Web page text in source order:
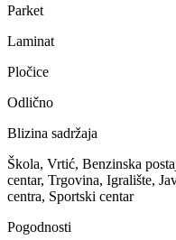
Parket
Laminat
Pločice
Odlično
Blizina sadržaja
Škola, Vrtić, Benzinska
centar, Trgovina, Igralište,
centra, Sportski centar
Pogodnosti